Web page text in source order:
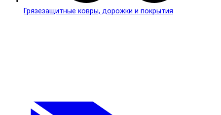
Грязезащитные ковры, дорожки и покрытия